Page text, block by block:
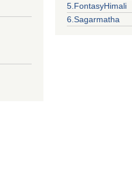
5.FontasyHimali
6.Sagarmatha